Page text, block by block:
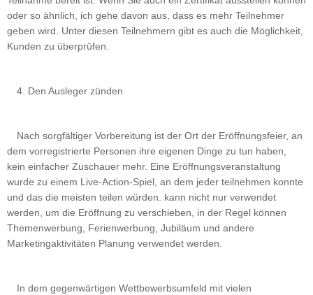
oder so ähnlich, ich gehe davon aus, dass es mehr Teilnehmer
geben wird. Unter diesen Teilnehmern gibt es auch die Möglichkeit,
Kunden zu überprüfen.
4. Den Ausleger zünden
Nach sorgfältiger Vorbereitung ist der Ort der Eröffnungsfeier, an
dem vorregistrierte Personen ihre eigenen Dinge zu tun haben,
kein einfacher Zuschauer mehr. Eine Eröffnungsveranstaltung
wurde zu einem Live-Action-Spiel, an dem jeder teilnehmen konnte
und das die meisten teilen würden. kann nicht nur verwendet
werden, um die Eröffnung zu verschieben, in der Regel können
Themenwerbung, Ferienwerbung, Jubiläum und andere
Marketingaktivitäten Planung verwendet werden.
In dem gegenwärtigen Wettbewerbsumfeld mit vielen